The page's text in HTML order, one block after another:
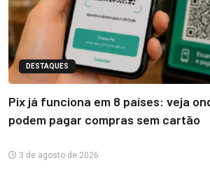
DESTAQUES
Pix já funciona em 8 países: veja
podem pagar compras sem cartão
3 de agosto de 2026